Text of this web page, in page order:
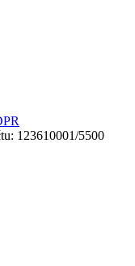
123610001/5500